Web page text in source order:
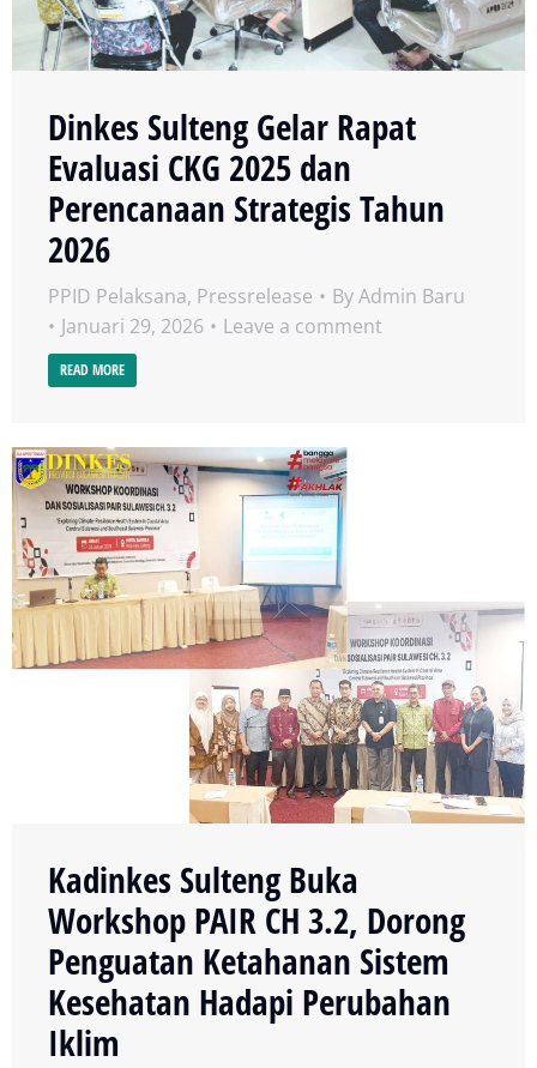
Dinkes Sulteng Gelar Rapat
Evaluasi CKG 2025 dan
Perencanaan Strategis Tahun
2026
PPID Pelaksana, Pressrelease ByAdmin Baru
Januari 29, 2026
Leave a comment
READ MORE
Kadinkes Sulteng Buka
Workshop PAIR CH 3.2, Dorong
Penguatan Ketahanan Sistem
Kesehatan Hadapi Perubahan
Iklim